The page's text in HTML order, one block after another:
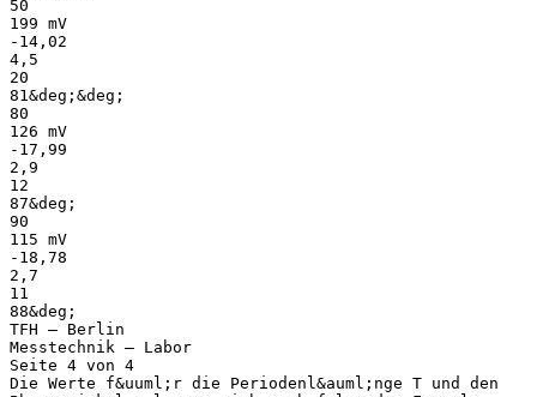
50
199 mV
-14,02
4,5
20
81&deg;&deg;
80
126 mV
-17,99
2,9
12
87&deg;
90
115 mV
-18,78
2,7
11
88&deg;
TFH – Berlin
Messtechnik – Labor
Seite 4 von 4
Die Werte f&uuml;r die Periodenl&auml;nge T und den